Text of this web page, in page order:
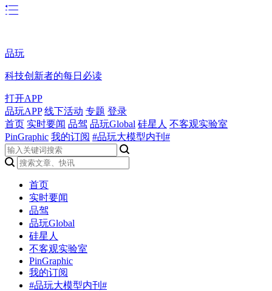
品玩
科技创新者的每日必读
打开APP
品玩APP 线下活动 专题 登录
首页 实时要闻 品驾 品玩Global 硅星人 不客观实验室
PinGraphic 我的订阅 #品玩大模型内刊#
首页
实时要闻
品驾
品玩Global
硅星人
不客观实验室
PinGraphic
我的订阅
#品玩大模型内刊#